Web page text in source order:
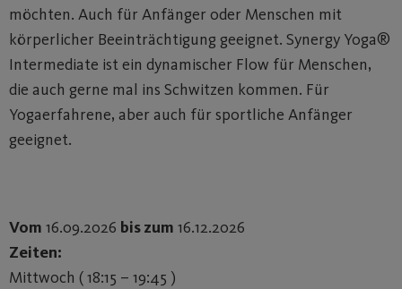
möchten. Auch für Anfänger oder Menschen mit
körperlicher Beeinträchtigung geeignet. Synergy Yoga®
Intermediate ist ein dynamischer Flow für Menschen,
die auch gerne mal ins Schwitzen kommen. Für
Yogaerfahrene, aber auch für sportliche Anfänger
geeignet.
Vom 16.09.2026 bis zum 16.12.2026
Zeiten:
Mittwoch ( 18:15 – 19:45 )